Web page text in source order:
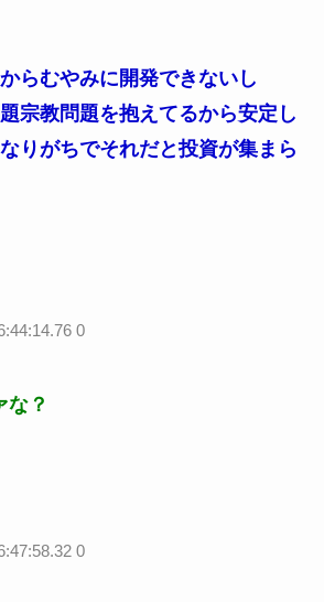
らむやみに開発できないし
宗教問題を抱えてるから安定し
りがちでそれだと投資が集まら
0
な？
0